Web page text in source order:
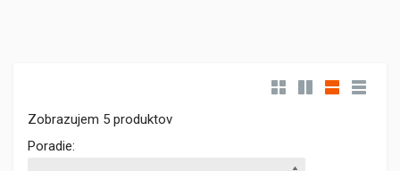
Zobrazujem 5 produktov
Poradie: